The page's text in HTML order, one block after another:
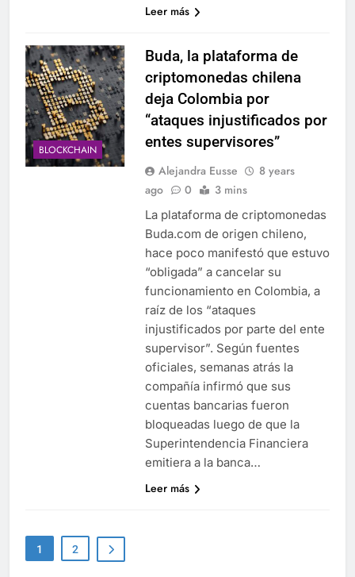
Leer más
BLOCKCHAIN
Buda, la plataforma de
criptomonedas chilena
deja Colombia por
“ataques injustificados por
entes supervisores”
Alejandra Eusse
8 years
ago
0 3 mins
La plataforma de criptomonedas
Buda.com de origen chileno,
hace poco manifestó que estuvo
“obligada” a cancelar su
funcionamiento en Colombia, a
raíz de los “ataques
injustificados por parte del ente
supervisor”. Según fuentes
oficiales, semanas atrás la
compañía infirmó que sus
cuentas bancarias fueron
bloqueadas luego de que la
Superintendencia Financiera
emitiera a la banca…
Leer más
1 2